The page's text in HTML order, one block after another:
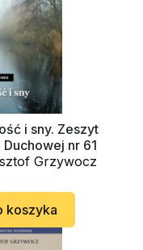
i sny. Zeszyt
Duchowej nr 61
Grzywocz
koszyka